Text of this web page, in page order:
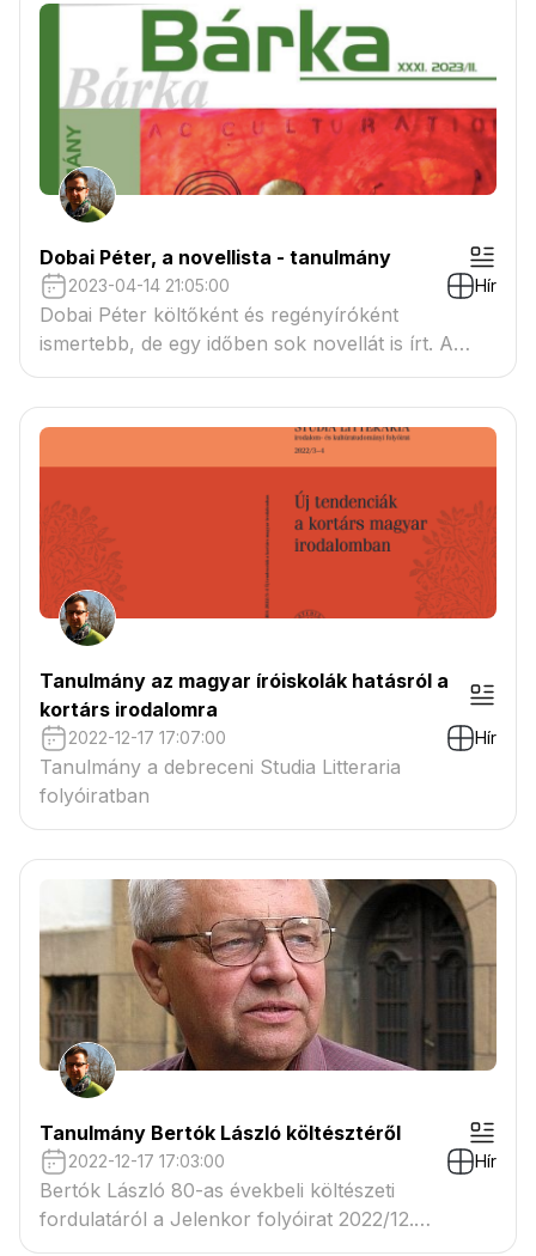
Dobai Péter, a novellista - tanulmány
2023-04-14 21:05:00 Hír
Dobai Péter költőként és regényíróként
ismertebb, de egy időben sok novellát is írt. A
tanulmány ezeket a szövegetolvassa újra.
Tanulmány az magyar íróiskolák hatásról a
kortárs irodalomra
2022-12-17 17:07:00 Hír
Tanulmány a debreceni Studia Litteraria
folyóiratban
Tanulmány Bertók László költésztéről
2022-12-17 17:03:00 Hír
Bertók László 80-as évekbeli költészeti
fordulatáról a Jelenkor folyóirat 2022/12.
számában